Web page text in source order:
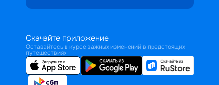
Скачайте приложение
Оставайтесь в курсе важных изменений в предстоящих
путешествиях